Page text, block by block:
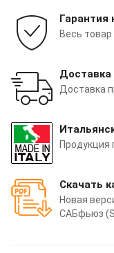
Гарантия
Весь
Доставка
Доставка
Продукция
Скачать
Новая
САБфьюз